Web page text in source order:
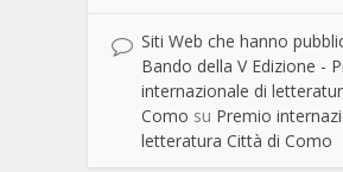
Siti Web che hanno
Bando della V Edizione -
internazionale di
Como su Premio
letteratura Città di Como